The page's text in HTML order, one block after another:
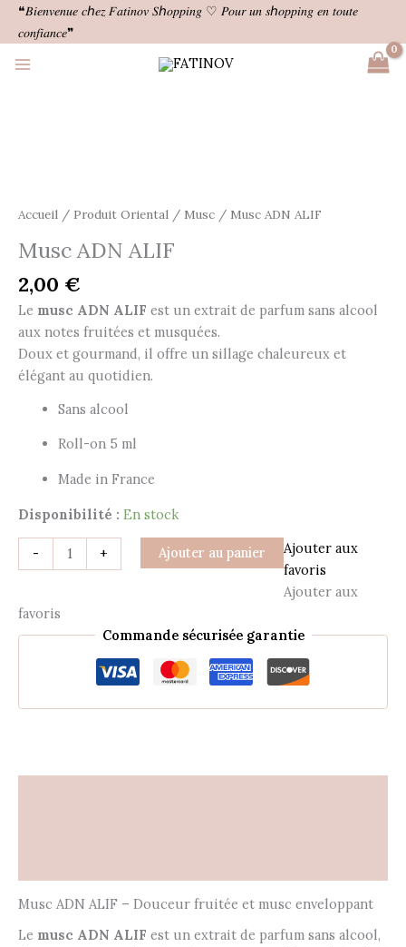
Aller❝𝐵𝑖𝑒𝑛𝑣𝑒𝑛𝑢𝑒 𝑐ℎ𝑒𝑧 𝐹𝑎𝑡𝑖𝑛𝑜𝑣 𝑆ℎ𝑜𝑝𝑝𝑖𝑛𝑔 ♡ 𝑃𝑜𝑢𝑟 𝑢𝑛 𝑠ℎ𝑜𝑝𝑝𝑖𝑛𝑔 𝑒𝑛 𝑡𝑜𝑢𝑡𝑒
𝑐𝑜𝑛𝑓𝑖𝑎𝑛𝑐𝑒❞
Accueil / Produit Oriental / Musc / Musc ADN ALIF
Musc ADN ALIF
2,00 €
Le musc ADN ALIF est un extrait de parfum sans alcool
aux notes fruitées et musquées.
Doux et gourmand, il offre un sillage chaleureux et
élégant au quotidien.
Sans alcool
Roll-on 5 ml
Made in France
Disponibilité : En stock
-
ALIF
+ Ajouter au panier
Ajouter aux
favoris
Ajouter aux
favoris
Commande sécurisée garantie
Musc ADN ALIF – Douceur fruitée et musc enveloppant
Le musc ADN ALIF est un extrait de parfum sans alcool,